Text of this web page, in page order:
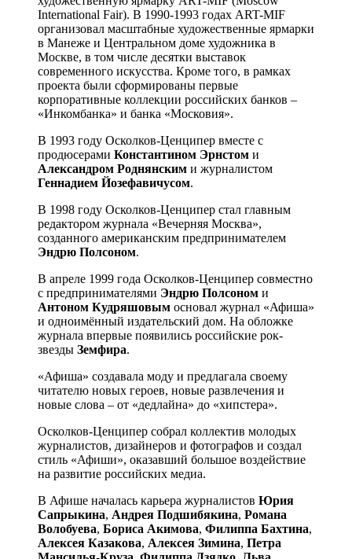
International Fair). В 1990-1993 годах ART-MIF
организовал масштабные художественные ярмарки
в Манеже и Центральном доме художника в
Москве, в том числе десятки выставок
современного искусства. Кроме того, в рамках
проекта были сформированы первые
корпоративные коллекции российских банков –
«Инкомбанка» и банка «Московия».
В 1993 году Осколков-Ценципер вместе с
продюсерами Константином Эрнстом и
Александром Роднянским и журналистом
Геннадием Йозефавичусом.
В 1998 году Осколков-Ценципер стал главным
редактором журнала «Вечерняя Москва»,
созданного американским предпринимателем
Эндрю Полсоном.
В апреле 1999 года Осколков-Ценципер совместно
с предпринимателями Эндрю Полсоном и
Антоном Кудряшовым основал журнал «Афиша»
и одноимённый издательский дом. На обложке
журнала впервые появились российские рок-
звезды Земфира.
«Афиша» создавала моду и предлагала своему
читателю новых героев, новые развлечения и
новые слова – от «дедлайна» до «хипстера».
Осколков-Ценципер собрал коллектив молодых
журналистов, дизайнеров и фотографов и создал
стиль «Афиши», оказавший большое воздействие
на развитие российских медиа.
В Афише началась карьера журналистов Юрия
Сапрыкина, Андрея Подшибякина, Романа
Волобуева, Бориса Акимова, Филиппа Бахтина,
Алексея Казакова, Алексея Зимина, Петра